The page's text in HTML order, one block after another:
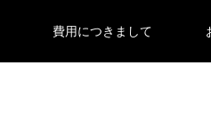
費用につきまして